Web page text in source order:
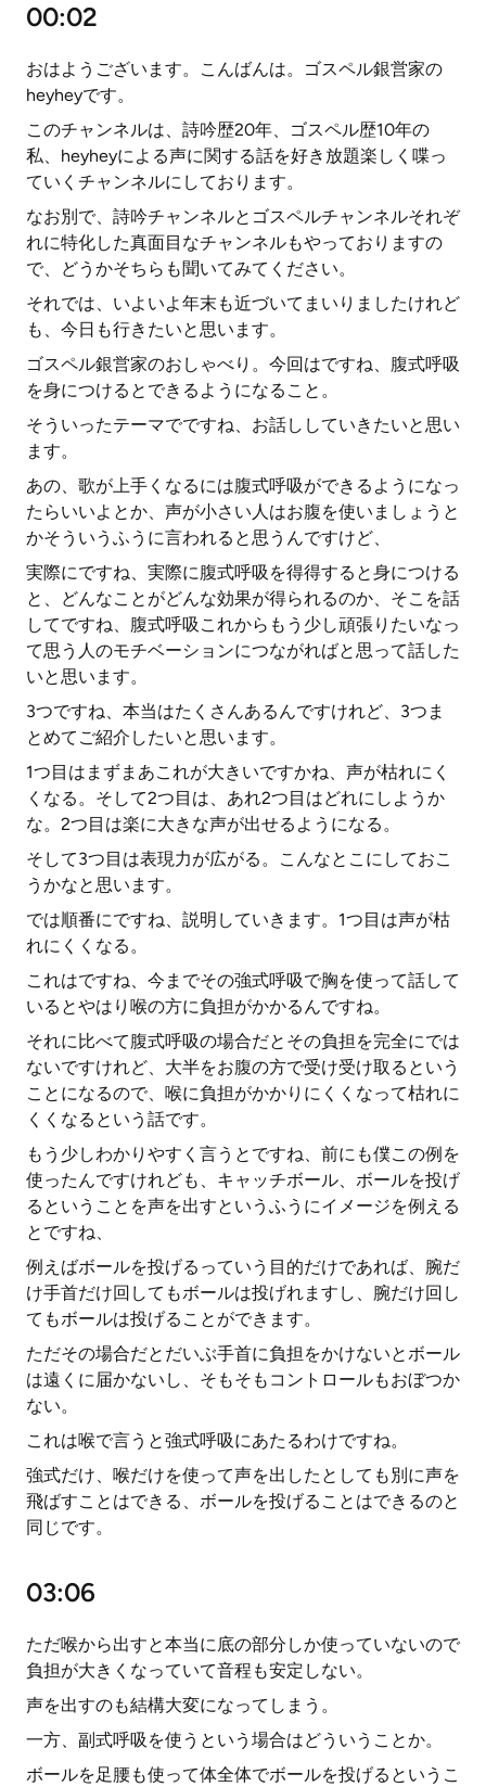
00:02
おはようございます。こんばんは。ゴスペル銀営家の
heyheyです。
このチャンネルは、詩吟歴20年、ゴスペル歴10年の
私、heyheyによる声に関する話を好き放題楽しく喋っ
ていくチャンネルにしております。
なお別で、詩吟チャンネルとゴスペルチャンネルそれぞ
れに特化した真面目なチャンネルもやっておりますの
で、どうかそちらも聞いてみてください。
それでは、いよいよ年末も近づいてまいりましたけれど
も、今日も行きたいと思います。
ゴスペル銀営家のおしゃべり。今回はですね、腹式呼吸
を身につけるとできるようになること。
そういったテーマでですね、お話ししていきたいと思い
ます。
あの、歌が上手くなるには腹式呼吸ができるようになっ
たらいいよとか、声が小さい人はお腹を使いましょうと
かそういうふうに言われると思うんですけど、
実際にですね、実際に腹式呼吸を得得すると身につける
と、どんなことがどんな効果が得られるのか、そこを話
してですね、腹式呼吸これからもう少し頑張りたいなっ
て思う人のモチベーションにつながればと思って話した
いと思います。
3つですね、本当はたくさんあるんですけれど、3つま
とめてご紹介したいと思います。
1つ目はまずまあこれが大きいですかね、声が枯れにく
くなる。そして2つ目は、あれ2つ目はどれにしようか
な。2つ目は楽に大きな声が出せるようになる。
そして3つ目は表現力が広がる。こんなとこにしておこ
うかなと思います。
では順番にですね、説明していきます。1つ目は声が枯
れにくくなる。
これはですね、今までその強式呼吸で胸を使って話して
いるとやはり喉の方に負担がかかるんですね。
それに比べて腹式呼吸の場合だとその負担を完全にでは
ないですけれど、大半をお腹の方で受け受け取るという
ことになるので、喉に負担がかかりにくくなって枯れに
くくなるという話です。
もう少しわかりやすく言うとですね、前にも僕この例を
使ったんですけれども、キャッチボール、ボールを投げ
るということを声を出すというふうにイメージを例える
とですね、
例えばボールを投げるっていう目的だけであれば、腕だ
け手首だけ回してもボールは投げれますし、腕だけ回し
てもボールは投げることができます。
ただその場合だとだいぶ手首に負担をかけないとボール
は遠くに届かないし、そもそもコントロールもおぼつか
ない。
これは喉で言うと強式呼吸にあたるわけですね。
強式だけ、喉だけを使って声を出したとしても別に声を
飛ばすことはできる、ボールを投げることはできるのと
同じです。
03:06
ただ喉から出すと本当に底の部分しか使っていないので
負担が大きくなっていて音程も安定しない。
声を出すのも結構大変になってしまう。
一方、副式呼吸を使うという場合はどういうことか。
ボールを足腰も使って体全体でボールを投げるというこ